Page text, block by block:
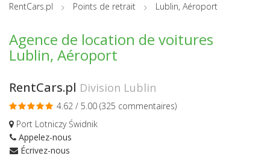
RentCars.pl Points de retrait Lublin, Aéroport
Agence de location de voitures
Lublin, Aéroport
RentCars.pl Division Lublin
4.62 / 5.00 (325 commentaires)
Port Lotniczy Świdnik
Appelez-nous
Écrivez-nous